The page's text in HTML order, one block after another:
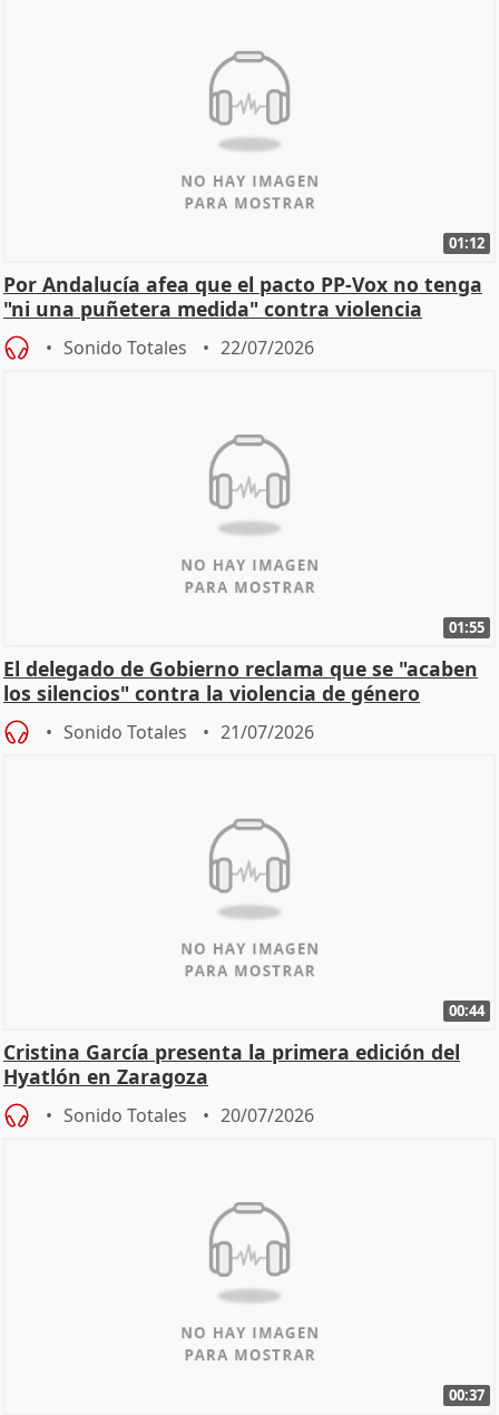
01:12
Por Andalucía afea que el pacto PP-Vox no tenga
"ni una puñetera medida" contra violencia
machista
Sonido Totales 22/07/2026
01:55
El delegado de Gobierno reclama que se "acaben
los silencios" contra la violencia de género
Sonido Totales 21/07/2026
00:44
Cristina García presenta la primera edición del
Hyatlón en Zaragoza
Sonido Totales 20/07/2026
00:37